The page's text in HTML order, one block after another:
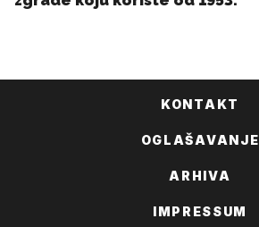
KONTAKT
OGLAŠAVANJE
ARHIVA
IMPRESSUM